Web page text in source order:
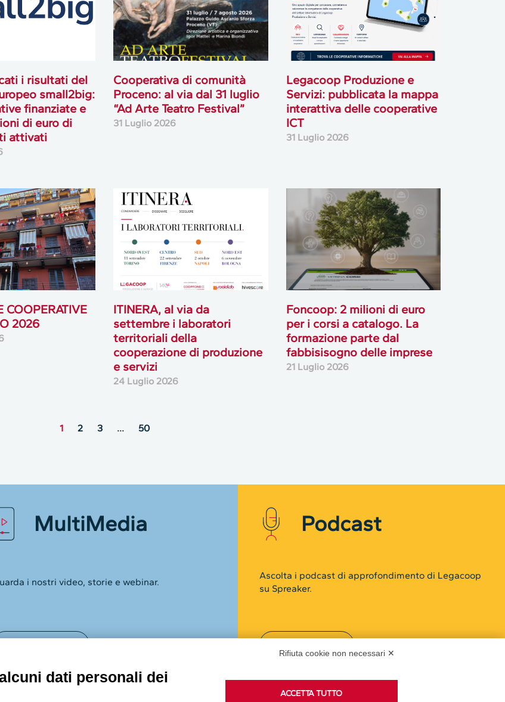
i risultati del
small2big:
finanziate e
di euro di
attivati
Cooperativa di comunità
Proceno: al via dal 31 luglio
“Ad Arte Teatro Festival”
31 Luglio 2026
Legacoop Produzione e
Servizi: pubblicata la mappa
interattiva delle cooperative
ICT
31 Luglio 2026
COOPERATIVE
2026
ITINERA, al via da
settembre i laboratori
territoriali della
cooperazione di produzione
e servizi
24 Luglio 2026
Foncoop: 2 milioni di euro
per i corsi a catalogo. La
formazione parte dal
fabbisisogno delle imprese
21 Luglio 2026
1 2 3 50
MultiMedia
i nostri video, storie e webinar.
a Youtube
Podcast
Ascolta i podcast di approfondimento di Legacoop
su Spreaker.
Accedi alla sezione
dati personali dei
ACCETTA TUTTO